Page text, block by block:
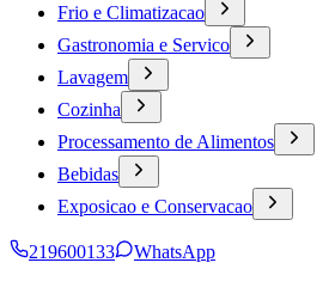
Frio e Climatizacao
Gastronomia e Servico
Lavagem
Cozinha
Processamento de Alimentos
Bebidas
Exposicao e Conservacao
219600133
WhatsApp